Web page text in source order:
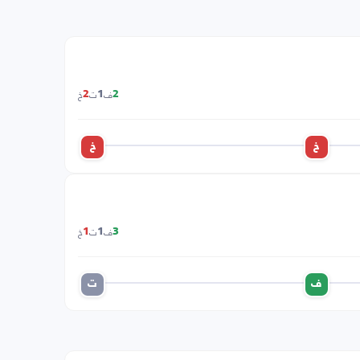
2ف 1ت2خ
خ خ
3ف 1ت 1خ
ف ت